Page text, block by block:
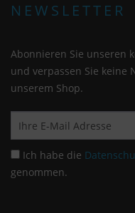
NEWSLETTER
Abonnieren Sie unseren
und verpassen Sie keine
unserem Shop.
Ich habe die
genommen.